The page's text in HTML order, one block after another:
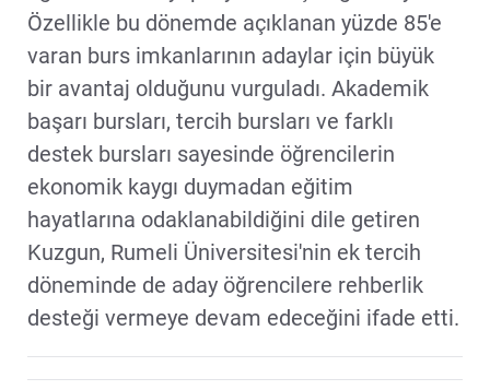
Özellikle bu dönemde açıklanan yüzde 85'e
varan burs imkanlarının adaylar için büyük
bir avantaj olduğunu vurguladı. Akademik
başarı bursları, tercih bursları ve farklı
destek bursları sayesinde öğrencilerin
ekonomik kaygı duymadan eğitim
hayatlarına odaklanabildiğini dile getiren
Kuzgun, Rumeli Üniversitesi'nin ek tercih
döneminde de aday öğrencilere rehberlik
desteği vermeye devam edeceğini ifade etti.